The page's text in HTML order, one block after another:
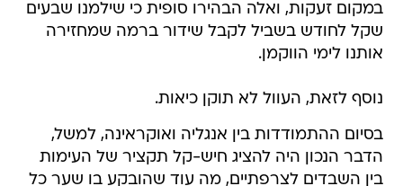
במקום זעקות, ואלה הבהירו סופית כי שילמנו שבעים
שקל לחודש בשביל לקבל שידור ברמה שמחזירה
אותנו לימי הווקמן.
נוסף לזאת, העוול לא תוקן כיאות.
בסיום ההתמודדות בין אנגליה ואוקראינה, למשל,
הדבר הנכון היה להציג חיש-קל תקציר של העימות
בין השבדים לצרפתיים, מה עוד שהובקע בו שער כל